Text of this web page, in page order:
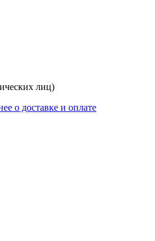
лиц)
о доставке и оплате